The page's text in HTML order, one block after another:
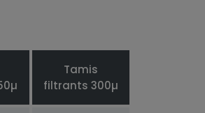
Tamis
filtrants 300µ